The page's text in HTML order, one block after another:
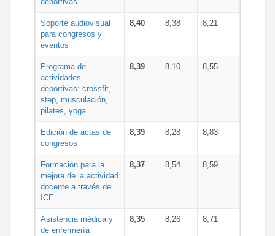
Soporte audiovisual
para congresos y
eventos
8,40 8,38 8,21
Programa de
actividades
deportivas: crossfit,
step, musculación,
pilates, yoga...
8,39 8,10 8,55
Edición de actas de
congresos
8,39 8,28 8,83
Formación para la
mejora de la actividad
docente a través del
ICE
8,37 8,54 8,59
Asistencia médica y
de enfermería
8,35 8,26 8,71